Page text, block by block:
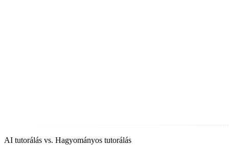
AI tutorálás vs. Hagyományos tutorálás